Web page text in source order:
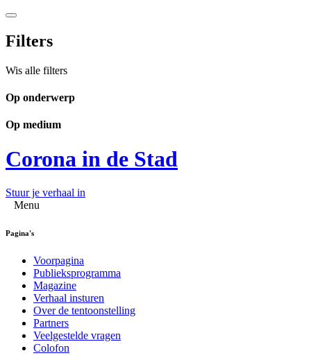
Filters
Wis alle filters
Op onderwerp
Op medium
Corona in de Stad
Stuur je verhaal in
Menu
Pagina's
Voorpagina
Publieksprogramma
Magazine
Verhaal insturen
Over de tentoonstelling
Partners
Veelgestelde vragen
Colofon